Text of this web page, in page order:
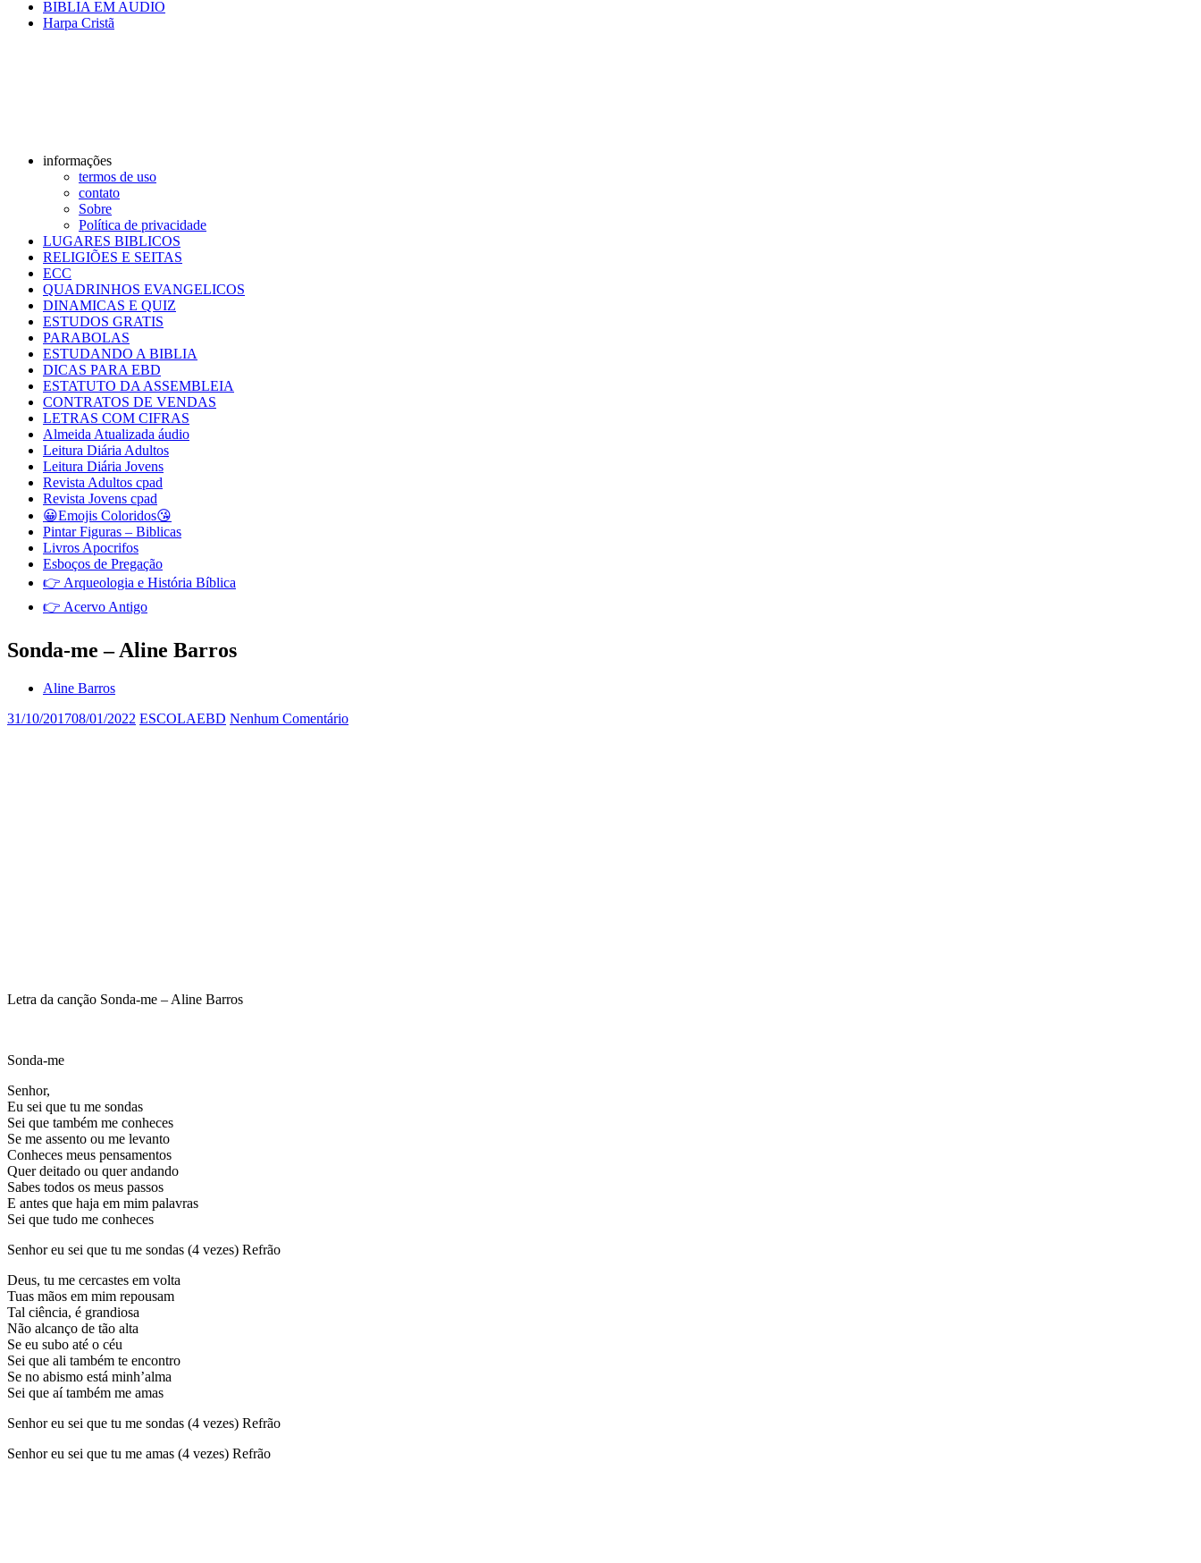
BIBLIA EM AUDIO
Harpa Cristã
informações
termos de uso
contato
Sobre
Política de privacidade
LUGARES BIBLICOS
RELIGIÕES E SEITAS
ECC
QUADRINHOS EVANGELICOS
DINAMICAS E QUIZ
ESTUDOS GRATIS
PARABOLAS
ESTUDANDO A BIBLIA
DICAS PARA EBD
ESTATUTO DA ASSEMBLEIA
CONTRATOS DE VENDAS
LETRAS COM CIFRAS
Almeida Atualizada áudio
Leitura Diária Adultos
Leitura Diária Jovens
Revista Adultos cpad
Revista Jovens cpad
😀Emojis Coloridos😘
Pintar Figuras – Biblicas
Livros Apocrifos
Esboços de Pregação
👉 Arqueologia e História Bíblica
👉 Acervo Antigo
Sonda-me – Aline Barros
Aline Barros
31/10/201708/01/2022 ESCOLAEBD Nenhum Comentário
Letra da canção Sonda-me – Aline Barros
Sonda-me
Senhor,
Eu sei que tu me sondas
Sei que também me conheces
Se me assento ou me levanto
Conheces meus pensamentos
Quer deitado ou quer andando
Sabes todos os meus passos
E antes que haja em mim palavras
Sei que tudo me conheces
Senhor eu sei que tu me sondas (4 vezes) Refrão
Deus, tu me cercastes em volta
Tuas mãos em mim repousam
Tal ciência, é grandiosa
Não alcanço de tão alta
Se eu subo até o céu
Sei que ali também te encontro
Se no abismo está minh’alma
Sei que aí também me amas
Senhor eu sei que tu me sondas (4 vezes) Refrão
Senhor eu sei que tu me amas (4 vezes) Refrão